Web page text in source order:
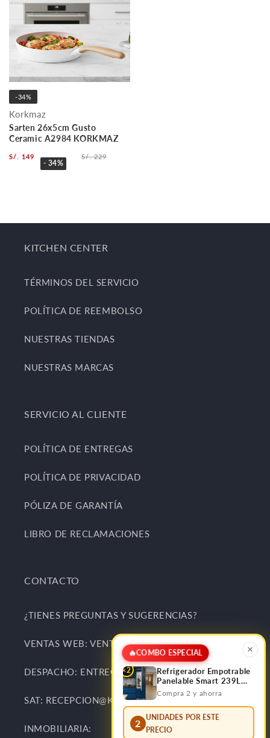
-34%
Korkmaz
Sarten 26x5cm Gusto
Ceramic A2984 KORKMAZ
S/. 149
- 34%
S/. 229
KITCHEN CENTER
TÉRMINOS DEL SERVICIO
POLÍTICA DE REEMBOLSO
NUESTRAS TIENDAS
NUESTRAS MARCAS
SERVICIO AL CLIENTE
POLÍTICA DE ENTREGAS
POLÍTICA DE PRIVACIDAD
PÓLIZA DE GARANTÍA
LIBRO DE RECLAMACIONES
CONTACTO
¿TIENES PREGUNTAS Y SUGERENCIAS?
VENTAS WEB: VENTAS@KITCHENCENTER.PE
DESPACHO: ENTREGAS@KITCHENCENTER.PE
SAT: RECEPCION@KITCHENCENTER.PE
INMOBILIARIA:
🔥COMBO ESPECIAL
×2
Refrigerador Empotrable
Panelable Smart 239L
Bottom Frezzer FDV
Compra 2 y ahorra
2
UNIDADES POR ESTE
PRECIO